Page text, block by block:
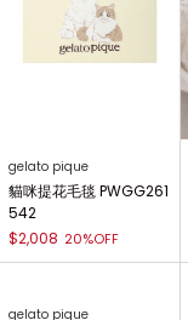
gelato pique
貓咪提花毛毯 PWGG261
542
$2,008 20%OFF